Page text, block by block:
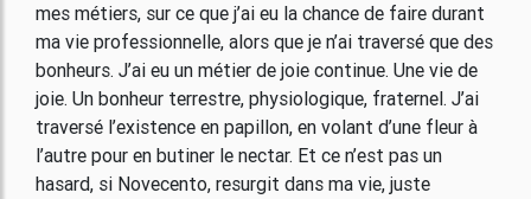
mes métiers, sur ce que j’ai eu la chance de faire durant
ma vie professionnelle, alors que je n’ai traversé que des
bonheurs. J’ai eu un métier de joie continue. Une vie de
joie. Un bonheur terrestre, physiologique, fraternel. J’ai
traversé l’existence en papillon, en volant d’une fleur à
l’autre pour en butiner le nectar. Et ce n’est pas un
hasard, si Novecento, resurgit dans ma vie, juste